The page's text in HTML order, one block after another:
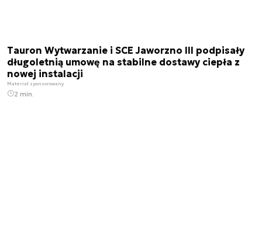
Tauron Wytwarzanie i SCE Jaworzno III podpisały
długoletnią umowę na stabilne dostawy ciepła z
nowej instalacji
Materiał sponsorowany
2 min.